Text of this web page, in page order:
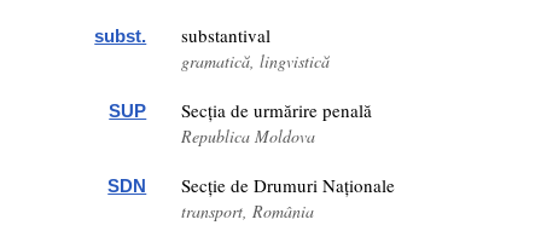
subst. substantival
gramatică, lingvistică
SUP Secția de urmărire penală
Republica Moldova
SDN Secție de Drumuri Naționale
transport, România